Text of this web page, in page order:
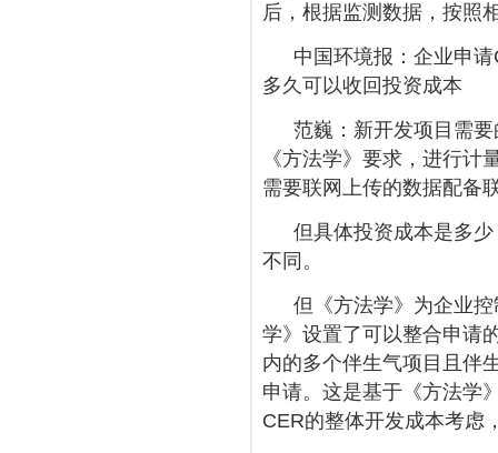
后，根据监测数据，按照
中国环境报：企业申
多久可以收回投资成本
范巍：新开发项目需
《方法学》要求，进行
需要联网上传的数据配备
但具体投资成本是多
不同。
但《方法学》为企业
学》设置了可以整合申请
内的多个伴生气项目且伴
申请。这是基于《方法学
CER的整体开发成本考虑